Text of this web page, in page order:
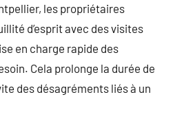
les propriétaires
d’esprit avec des visites
en charge rapide des
Cela prolonge la durée de
des désagréments liés à un